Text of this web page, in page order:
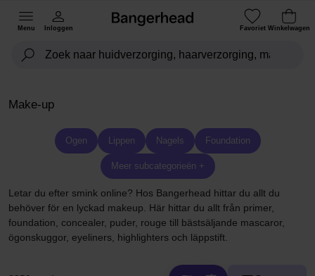
Menu Inloggen Favoriet Winkelwagen
Make-up
Ogen Lippen Nagels Foundation
Meer subcategorieën +
Letar du efter smink online? Hos Bangerhead hittar du allt du
behöver för en lyckad makeup. Här hittar du allt från primer,
foundation, concealer, puder, rouge till bästsäljande mascaror,
ögonskuggor, eyeliners, highlighters och läppstift.